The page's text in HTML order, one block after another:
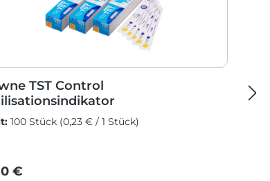
TST Control
100 Stück (0,23 € / 1 Stück)
Preis:
€